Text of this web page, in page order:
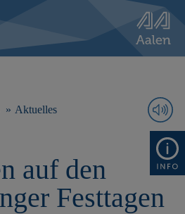
Aktuelles
auf den
Festtagen